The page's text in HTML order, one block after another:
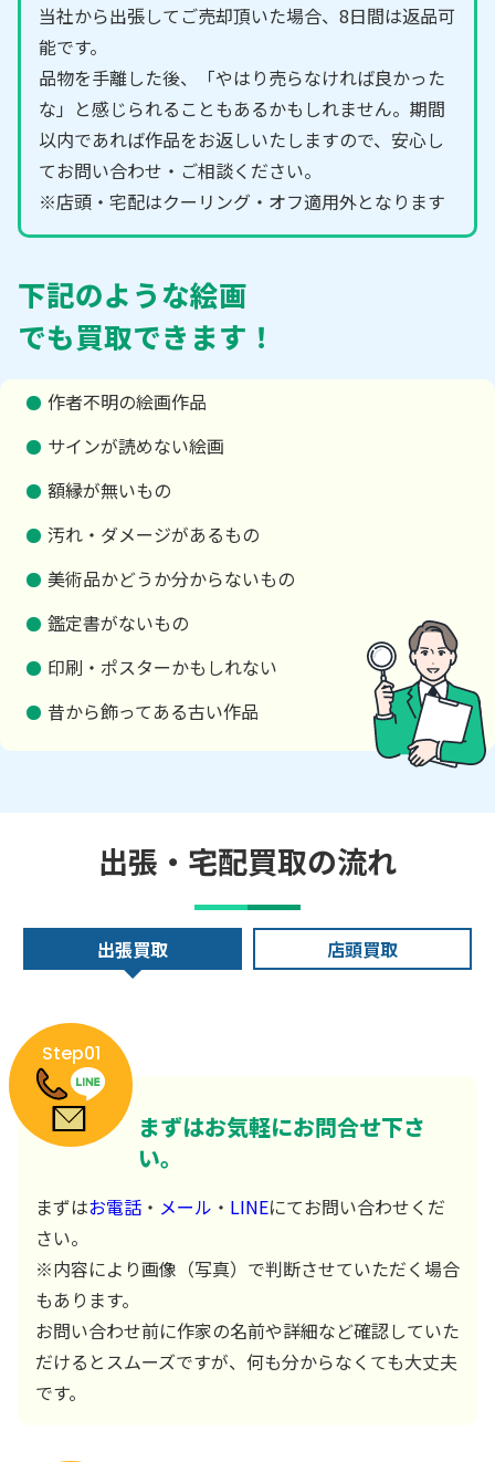
当社から出張してご売却頂いた場合、8日間は返品可
能です。
品物を手離した後、「やはり売らなければ良かった
な」と感じられることもあるかもしれません。期間
以内であれば作品をお返しいたしますので、安心し
てお問い合わせ・ご相談ください。
※店頭・宅配はクーリング・オフ適用外となります
下記のような絵画
でも買取できます！
作者不明の絵画作品
サインが読めない絵画
額縁が無いもの
汚れ・ダメージがあるもの
美術品かどうか分からないもの
鑑定書がないもの
印刷・ポスターかもしれない
昔から飾ってある古い作品
出張・宅配買取の流れ
出張買取 店頭買取
Step01
まずはお気軽にお問合せ下さ
い。
まずはお電話 ・ メール ・ LINEにてお問い合わせくだ
さい。
※内容により画像（写真）で判断させていただく場合
もあります。
お問い合わせ前に作家の名前や詳細など確認していた
だけるとスムーズですが、何も分からなくても大丈夫
です。